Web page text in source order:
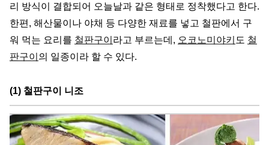
리 방식이 결합되어 오늘날과 같은 형태로 정착했다고 한다.
한편, 해산물이나 야채 등 다양한 재료를 넣고 철판에서 구
워 먹는 요리를 철판구이 라고 부르는데, 오코노미야키 도 철
판구이 의 일종이라 할 수 있다.
(1) 철판구이 니조